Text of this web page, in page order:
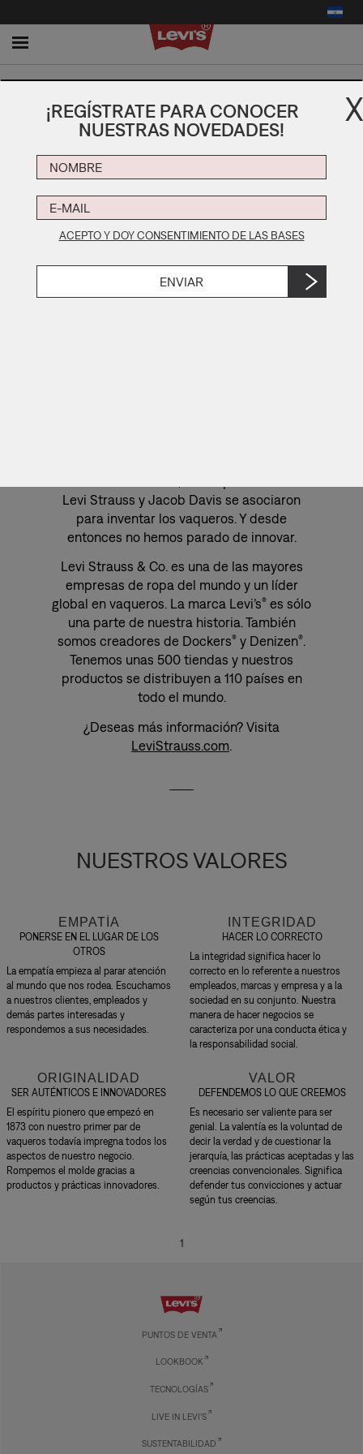
Toggle
HISTORIA Y LEGADO
ACERCA DE LEVI STRAUSS &
CO.
Levi Strauss y Jacob Davis se asociaron
para inventar los vaqueros. Y desde
entonces no hemos parado de innovar.
Levi Strauss & Co. es una de las mayores
empresas de ropa del mundo y un líder
global en vaqueros. La marca Levi’s® es sólo
una parte de nuestra historia. También
somos creadores de Dockers® y Denizen®.
Tenemos unas 500 tiendas y nuestros
productos se distribuyen a 110 países en
todo el mundo.
¿Deseas más información? Visita
LeviStrauss.com.
NUESTROS VALORES
EMPATÍA
PONERSE EN EL LUGAR DE LOS
OTROS
La empatía empieza al parar atención
al mundo que nos rodea. Escuchamos
a nuestros clientes, empleados y
demás partes interesadas y
respondemos a sus necesidades.
INTEGRIDAD
HACER LO CORRECTO
La integridad significa hacer lo
correcto en lo referente a nuestros
empleados, marcas y empresa y a la
sociedad en su conjunto. Nuestra
manera de hacer negocios se
caracteriza por una conducta ética y
la responsabilidad social.
ORIGINALIDAD
SER AUTÉNTICOS E INNOVADORES
El espíritu pionero que empezó en
1873 con nuestro primer par de
vaqueros todavía impregna todos los
aspectos de nuestro negocio.
Rompemos el molde gracias a
productos y prácticas innovadores.
VALOR
DEFENDEMOS LO QUE CREEMOS
Es necesario ser valiente para ser
genial. La valentía es la voluntad de
decir la verdad y de cuestionar la
jerarquía, las prácticas aceptadas y las
creencias convencionales. Significa
defender tus convicciones y actuar
según tus creencias.
1
PUNTOS DE VENTA
LOOKBOOK
TECNOLOGÍAS
LIVE IN LEVI'S
SUSTENTABILIDAD
X
¡REGÍSTRATE PARA CONOCER
NUESTRAS NOVEDADES!
ACEPTO Y DOY CONSENTIMIENTO DE LAS BASES